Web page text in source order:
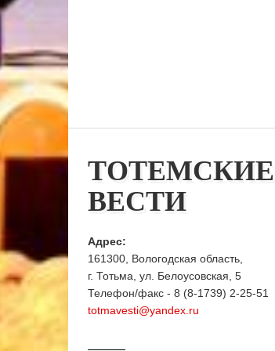
ТОТЕМСКИЕ
ВЕСТИ
Адрес:
161300, Вологодская область,
г. Тотьма, ул. Белоусовская, 5
Телефон/факс - 8 (8-1739) 2-25-51
totmavesti@yandex.ru